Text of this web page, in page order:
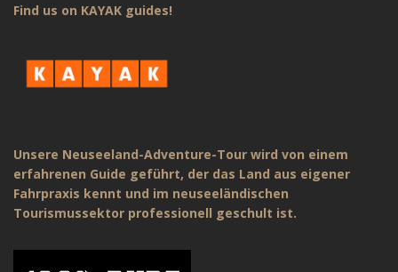
Find us on KAYAK guides!
Unsere Neuseeland-Adventure-Tour wird von einem
erfahrenen Guide geführt, der das Land aus eigener
Fahrpraxis kennt und im neuseeländischen
Tourismussektor professionell geschult ist.